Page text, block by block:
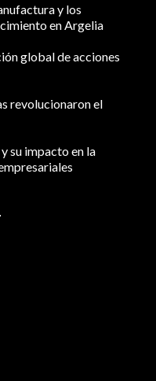
y los
en Argelia
global de acciones
revolucionaron el
su impacto en la